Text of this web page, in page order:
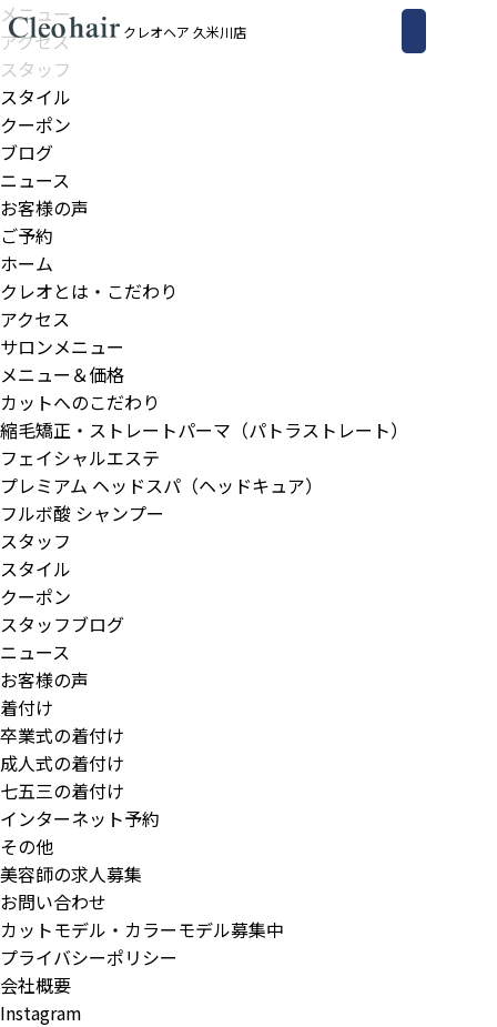
クレオヘア 久米川店
メニュー
アクセス
スタッフ
スタイル
クーポン
ブログ
ニュース
お客様の声
ご予約
ホーム
クレオとは・こだわり
アクセス
サロンメニュー
メニュー＆価格
カットへのこだわり
縮毛矯正・ストレートパーマ（パトラストレート）
フェイシャルエステ
プレミアム ヘッドスパ（ヘッドキュア）
フルボ酸 シャンプー
スタッフ
スタイル
クーポン
スタッフブログ
ニュース
お客様の声
着付け
卒業式の着付け
成人式の着付け
七五三の着付け
インターネット予約
その他
美容師の求人募集
お問い合わせ
カットモデル・カラーモデル募集中
プライバシーポリシー
会社概要
Instagram